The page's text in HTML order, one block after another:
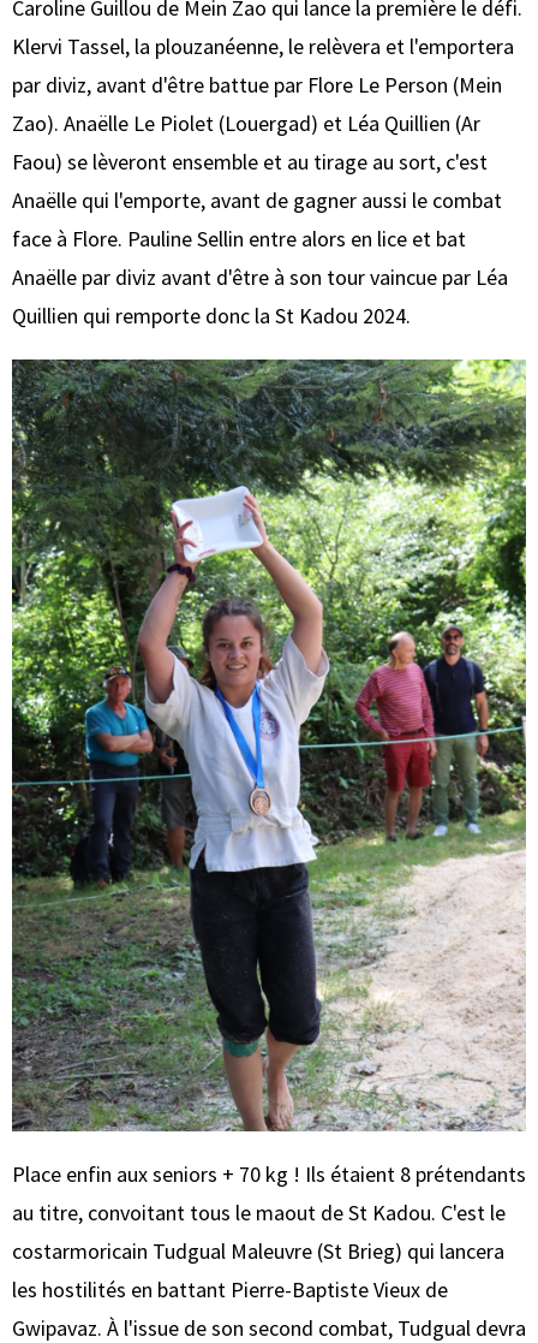
Caroline Guillou de Mein Zao qui lance la première le défi.
Klervi Tassel, la plouzanéenne, le relèvera et l'emportera
par diviz, avant d'être battue par Flore Le Person (Mein
Zao). Anaëlle Le Piolet (Louergad) et Léa Quillien (Ar
Faou) se lèveront ensemble et au tirage au sort, c'est
Anaëlle qui l'emporte, avant de gagner aussi le combat
face à Flore. Pauline Sellin entre alors en lice et bat
Anaëlle par diviz avant d'être à son tour vaincue par Léa
Quillien qui remporte donc la St Kadou 2024.
Place enfin aux seniors + 70 kg ! Ils étaient 8 prétendants
au titre, convoitant tous le maout de St Kadou. C'est le
costarmoricain Tudgual Maleuvre (St Brieg) qui lancera
les hostilités en battant Pierre-Baptiste Vieux de
Gwipavaz. À l'issue de son second combat, Tudgual devra